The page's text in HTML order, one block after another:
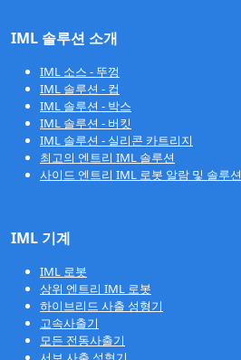
IML 솔루션 소개
IML 소스 - 뚜껑
IML 솔루션 - 컵
IML 솔루션 - 박스
IML 솔루션 - 버킷
IML 솔루션 - 실리콘 카트리지
최고의 엔트리 IML 솔루션
사이드 엔트리 IML 로봇 알람 및 솔루션
IML 기계
IML 로봇
상위 엔트리 IML 로봇
하이브리드 사출 성형기
고속사출기
모든 전동사출기